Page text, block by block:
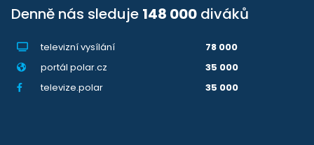
Denně nás sleduje 148 000 diváků
televizní vysílání
78 000
portál polar.cz
35 000
televize.polar
35 000